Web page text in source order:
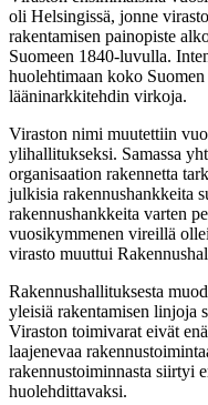
oli Helsingissä, jonne
rakentamisen painopiste
Suomeen 1840-luvulla.
huolehtimaan koko
lääninarkkitehdin virkoja.
Viraston nimi muutettiin
ylihallitukseksi. Samassa
organisaation rakennetta
julkisia rakennushankkeita
rakennushankkeita varten
vuosikymmenen vireillä
virasto muuttui
Rakennushallituksesta
yleisiä rakentamisen linjoja
Viraston toimivarat eivät
laajenevaa
rakennustoiminnasta siirtyi
huolehdittavaksi.